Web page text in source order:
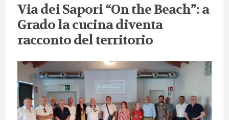
Via dei Sapori “On the Beach”: a
Grado la cucina diventa
racconto del territorio